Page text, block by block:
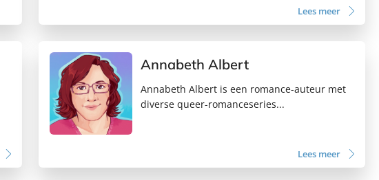
Lees meer
Annabeth Albert
Annabeth Albert is een romance-auteur met
diverse queer-romanceseries...
Lees meer